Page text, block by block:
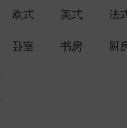
欧式 美式
法
卧室 书房 厨